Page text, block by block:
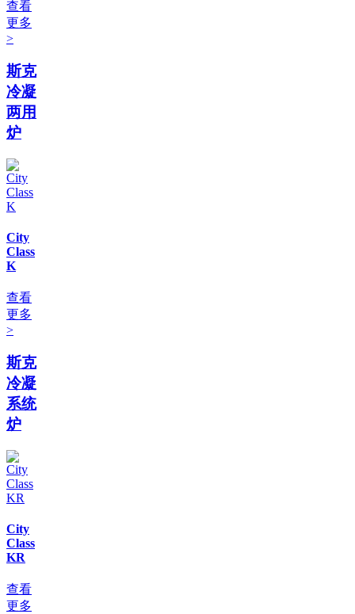
查看
更多
>
斯克
冷凝
两用
炉
City
Class
K
查看
更多
>
斯克
冷凝
系统
炉
City
Class
KR
查看
更多